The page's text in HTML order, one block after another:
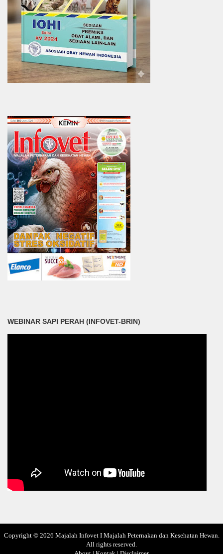
WEBINAR SAPI PERAH (INFOVET-BRIN)
Copyright © 2026 Majalah Infovet I Majalah Peternakan dan Kesehatan Hewan.
All rights reserved.